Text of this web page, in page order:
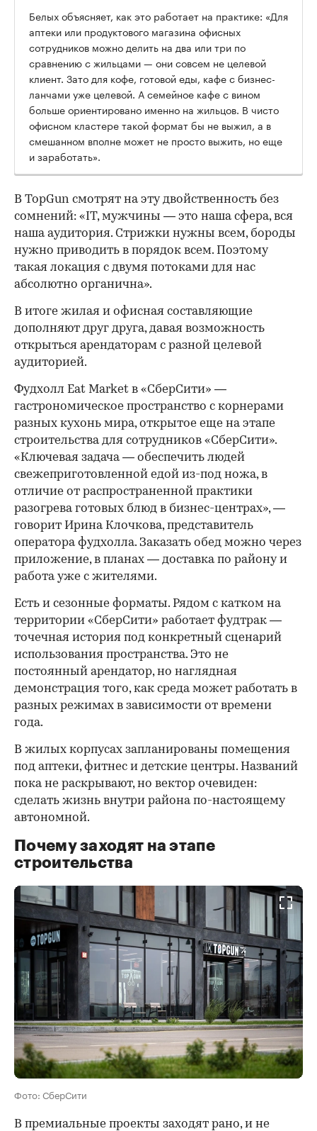
Белых объясняет, как это работает на практике: «Для
аптеки или продуктового магазина офисных
сотрудников можно делить на два или три по
сравнению с жильцами — они совсем не целевой
клиент. Зато для кофе, готовой еды, кафе с бизнес-
ланчами уже целевой. А семейное кафе с вином
больше ориентировано именно на жильцов. В чисто
офисном кластере такой формат бы не выжил, а в
смешанном вполне может не просто выжить, но еще
и заработать».
В TopGun смотрят на эту двойственность без
сомнений: «IT, мужчины — это наша сфера, вся
наша аудитория. Стрижки нужны всем, бороды
нужно приводить в порядок всем. Поэтому
такая локация с двумя потоками для нас
абсолютно органична».
В итоге жилая и офисная составляющие
дополняют друг друга, давая возможность
открыться арендаторам с разной целевой
аудиторией.
Фудхолл Eat Market в «СберСити» —
гастрономическое пространство с корнерами
разных кухонь мира, открытое еще на этапе
строительства для сотрудников «СберСити».
«Ключевая задача — обеспечить людей
свежеприготовленной едой из-под ножа, в
отличие от распространенной практики
разогрева готовых блюд в бизнес-центрах», —
говорит Ирина Клочкова, представитель
оператора фудхолла. Заказать обед можно через
приложение, в планах — доставка по району и
работа уже с жителями.
Есть и сезонные форматы. Рядом с катком на
территории «СберСити» работает фудтрак —
точечная история под конкретный сценарий
использования пространства. Это не
постоянный арендатор, но наглядная
демонстрация того, как среда может работать в
разных режимах в зависимости от времени
года.
В жилых корпусах запланированы помещения
под аптеки, фитнес и детские центры. Названий
пока не раскрывают, но вектор очевиден:
сделать жизнь внутри района по-настоящему
автономной.
Почему заходят на этапе
строительства
Фото: СберСити
В премиальные проекты заходят рано, и не